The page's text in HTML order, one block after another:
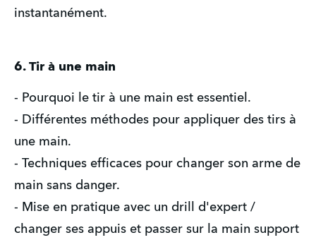
instantanément.
6. Tir à une main
- Pourquoi le tir à une main est essentiel.
- Différentes méthodes pour appliquer des tirs à
une main.
- Techniques efficaces pour changer son arme de
main sans danger.
- Mise en pratique avec un drill d'expert /
changer ses appuis et passer sur la main support